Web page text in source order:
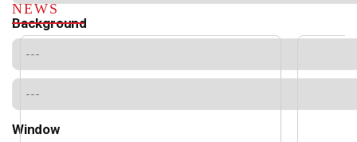
Background
Window
NEWS